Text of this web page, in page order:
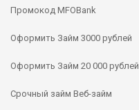
Промокод MFOBank
Оформить Займ 3000 рублей
Оформить Займ 20 000 рублей
Срочный займ Веб-займ